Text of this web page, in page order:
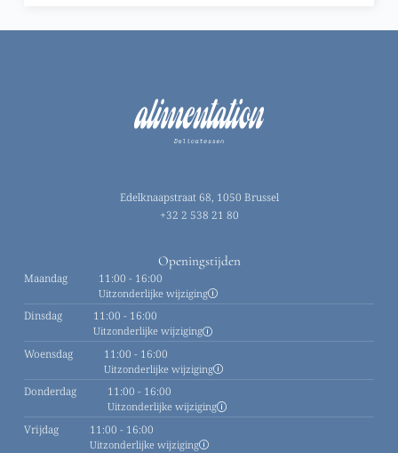
Edelknaapstraat 68, 1050 Brussel
+32 2 538 21 80
Openingstijden
Maandag 11:00 - 16:00
Uitzonderlijke wijziging
Dinsdag 11:00 - 16:00
Uitzonderlijke wijziging
Woensdag 11:00 - 16:00
Uitzonderlijke wijziging
Donderdag 11:00 - 16:00
Uitzonderlijke wijziging
Vrijdag 11:00 - 16:00
Uitzonderlijke wijziging